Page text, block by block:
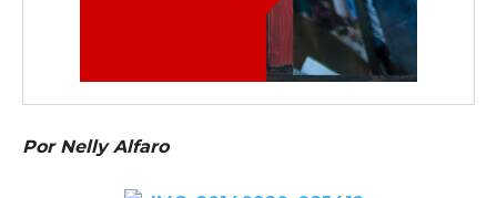
Por Nelly Alfaro